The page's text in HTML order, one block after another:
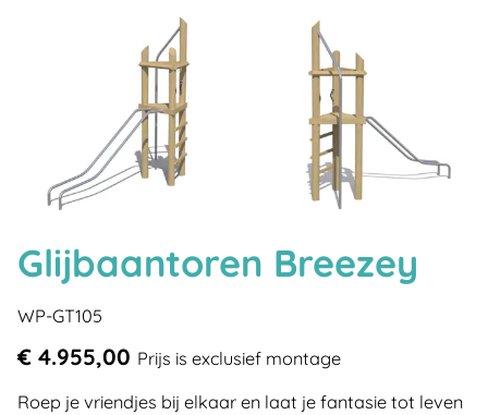
Glijbaantoren Breezey
WP-GT105
€ 4.955,00 Prijs is exclusief montage
Roep je vriendjes bij elkaar en laat je fantasie tot leven